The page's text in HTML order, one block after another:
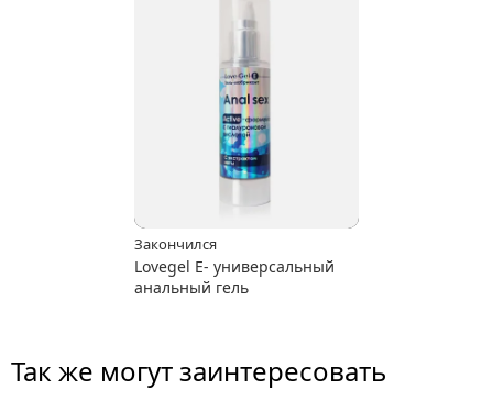
Закончился
Lovegel E- универсальный
анальный гель
Так же могут заинтересовать